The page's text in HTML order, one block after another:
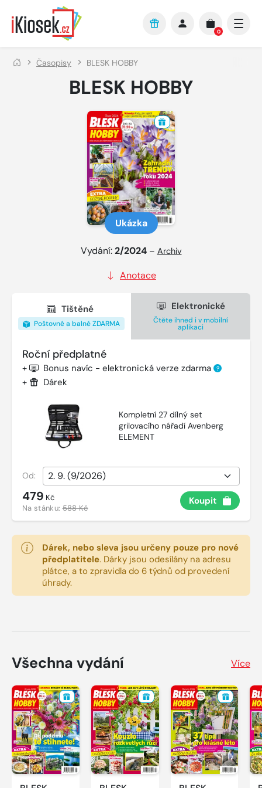
Přejít na hlavní obsah
0
Časopisy BLESK HOBBY
BLESK HOBBY
Ukázka
Vydání:2/2024 – Archiv
Anotace
Tištěné
Poštovné a balné ZDARMA
Elektronické
Čtěte ihned i v mobilní
aplikaci
Roční předplatné
+ Bonus navíc - elektronická verze zdarma ?
+ Dárek
Kompletní 27 dílný set
grilovacího nářadí Avenberg
ELEMENT
Od:
479 Kč
Na stánku:588 Kč
Koupit
Dárek, nebo sleva jsou určeny pouze pro nové
předplatitele. Dárky jsou odesílány na adresu
plátce, a to zpravidla do 6 týdnů od provedení
úhrady.
Všechna vydání Více